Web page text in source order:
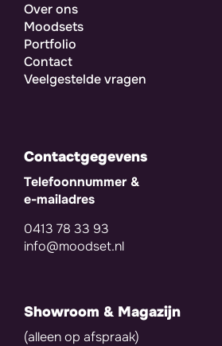
Over ons
Moodsets
Portfolio
Contact
Veelgestelde vragen
Contactgegevens
Telefoonnummer &
e-mailadres
0413 78 33 93
info@moodset.nl
Showroom & Magazijn
(alleen op afspraak)